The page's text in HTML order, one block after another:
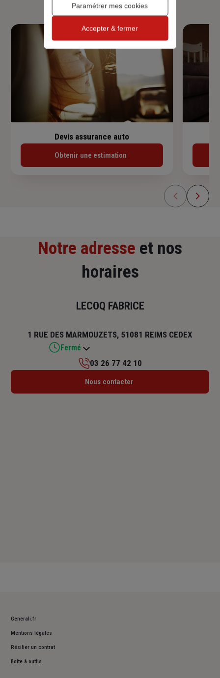
Devis assurance auto
Obtenir une estimation
Notre adresse et nos
horaires
LECOQ FABRICE
1 RUE DES MARMOUZETS, 51081 REIMS CEDEX
Fermé
Lundi : 09h – 12h / 13h45 – 17h45
03 26 77 42 10
Nous contacter
Generali.fr
Mentions légales
Résilier un contrat
Boite à outils
Paramétrer mes cookies
Accepter & fermer